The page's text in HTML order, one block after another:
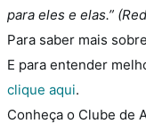
para eles e elas.”
Para saber mais
E para entender
clique aqui.
Conheça o Clube de